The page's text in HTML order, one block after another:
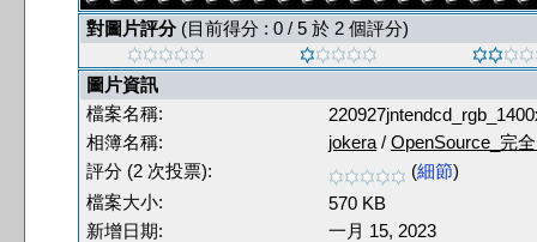
對圖片評分(目前得分 : 0 / 5 於 2 個評分)
圖片資訊
檔案名稱:
相簿名稱:
jokera / OpenSource_完
評分 (2 次投票):
(細節)
檔案大小:
570 KB
新增日期:
一月 15, 2023